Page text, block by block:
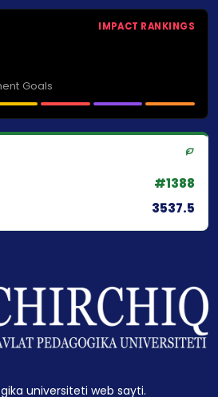
IMPACT RANKINGS
Goals
#1388
3537.5
universiteti web sayti.